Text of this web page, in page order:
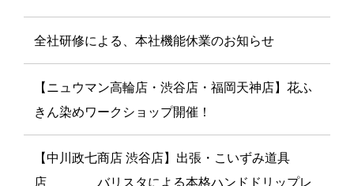
全社研修による、本社機能休業のお知らせ
【ニュウマン高輪店・渋谷店・福岡天神店】花ふ
きん染めワークショップ開催！
【中川政七商店 渋谷店】出張・こいずみ道具
店 バリスタによる本格ハンドドリップレ